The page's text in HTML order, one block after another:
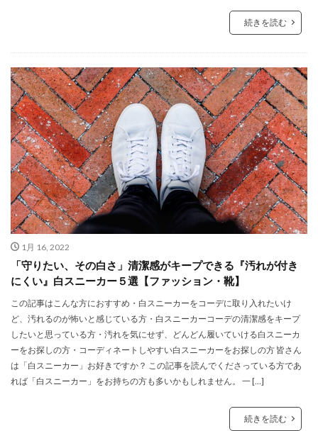
続きを読む
1月 16, 2022
「守りたい、その白さ」清潔感がキープできる『汚れが付き
にくい』白スニーカー５選【ファッション・靴】
この記事はこんな方におすすめ・白スニーカーをコーデに取り入れたいけ
ど、汚れるのが怖いと感じている方・白スニーカーコーデの清潔感をキープ
したいと思っている方・汚れを気にせず、どんどん履いていける白スニーカ
ーをお探しの方・コーディネートしやすい白スニーカーをお探しの方 皆さん
は「白スニーカー」お好きですか？ この記事を読んでくださっている方であ
れば「白スニーカー」をお持ちの方も多いかもしれません。 一 […]
続きを読む